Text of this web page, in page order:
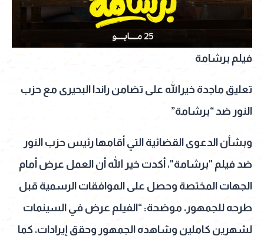
فيلم برشامة
تعليق ماجدة خيرالله على تضامن راندا البحيرى مع حزب
النور ضد “برشامة”
وبشأن الدعوى القضائية التي أقامها رئيس حزب النور
ضد فيلم "برشامة"، أكدت خير الله أن العمل عرض أمام
الجهات المختصة وحصل على الموافقات الرسمية قبل
طرحه للجمهور، موضحة: “الفيلم عرض في السينمات
لشهرين كاملين وشاهده الجمهور وحقق إيرادات، كما